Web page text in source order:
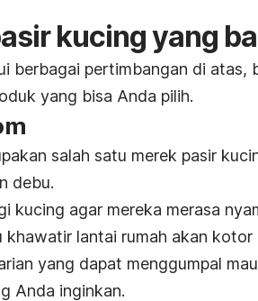
kucing yang
berbagai pertimbangan di atas,
yang bisa Anda pilih.
salah satu merek pasir
debu.
kucing agar mereka merasa
khawatir lantai rumah akan kotor
yang dapat menggumpal
Anda inginkan.